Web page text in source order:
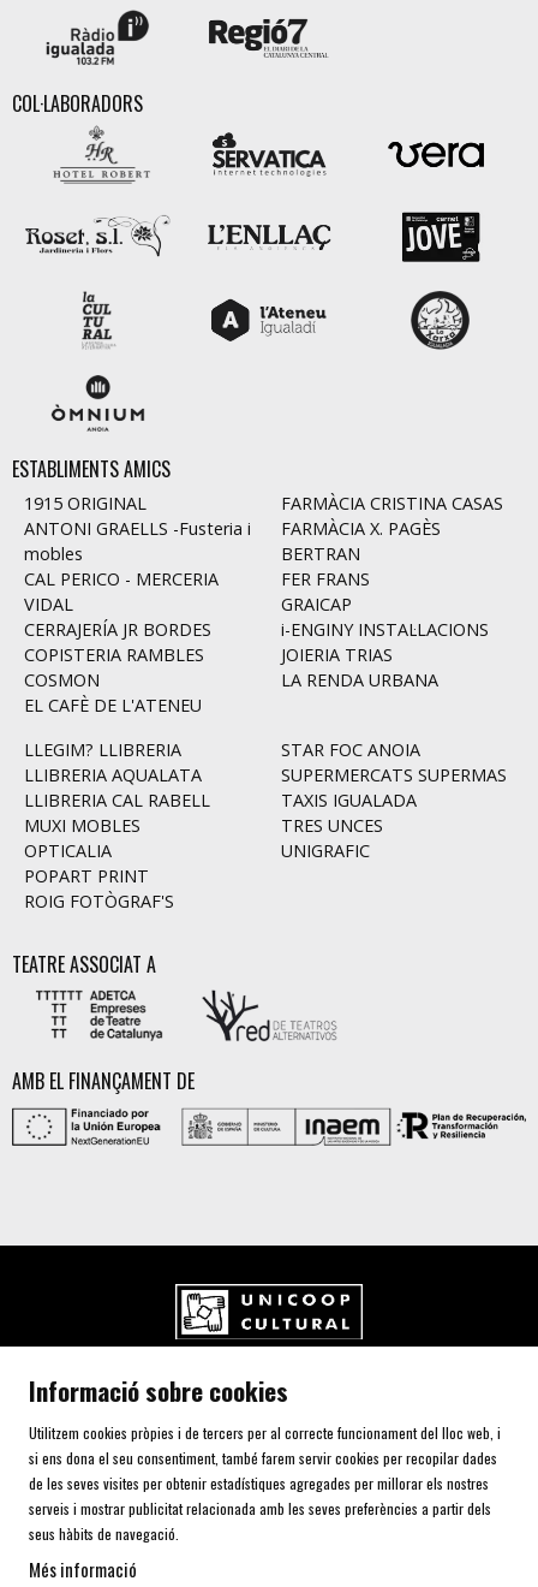
COL·LABORADORS
ESTABLIMENTS AMICS
1915 ORIGINAL
ANTONI GRAELLS -Fusteria i
mobles
CAL PERICO - MERCERIA
VIDAL
CERRAJERÍA JR BORDES
COPISTERIA RAMBLES
COSMON
EL CAFÈ DE L'ATENEU
FARMÀCIA CRISTINA CASAS
FARMÀCIA X. PAGÈS
BERTRAN
FER FRANS
GRAICAP
i-ENGINY INSTAL·LACIONS
JOIERIA TRIAS
LA RENDA URBANA
LLEGIM? LLIBRERIA
LLIBRERIA AQUALATA
LLIBRERIA CAL RABELL
MUXI MOBLES
OPTICALIA
POPART PRINT
ROIG FOTÒGRAF'S
STAR FOC ANOIA
SUPERMERCATS SUPERMAS
TAXIS IGUALADA
TRES UNCES
UNIGRAFIC
TEATRE ASSOCIAT A
AMB EL FINANÇAMENT DE
Carrer de l'Aurora, 80 (Plaça de Cal Font)
Telf. 93 805 00 75
AVÍS LEGAL I POLÍTICA DE PRIVACITAT
Informació sobre cookies
Utilitzem cookies pròpies i de tercers per al correcte funcionament del lloc web, i
si ens dona el seu consentiment, també farem servir cookies per recopilar dades
de les seves visites per obtenir estadístiques agregades per millorar els nostres
serveis i mostrar publicitat relacionada amb les seves preferències a partir dels
seus hàbits de navegació.
Més informació